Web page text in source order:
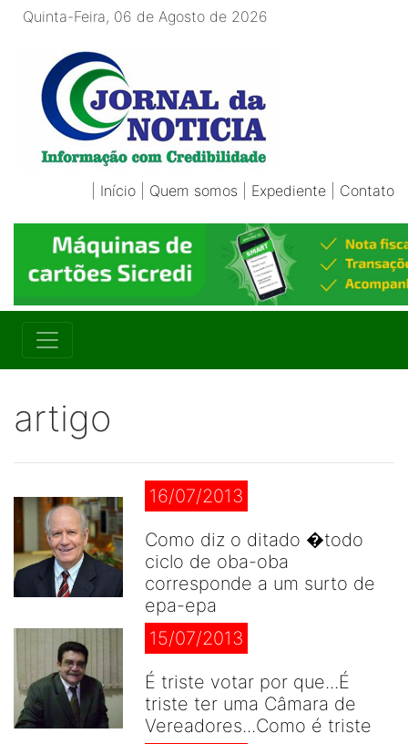
Quinta-Feira, 06 de Agosto de 2026
Início Quem somos Expediente Contato
artigo
16/07/2013
Como diz o ditado �todo
ciclo de oba-oba
corresponde a um surto de
epa-epa
15/07/2013
É triste votar por que...É
triste ter uma Câmara de
Vereadores...Como é triste